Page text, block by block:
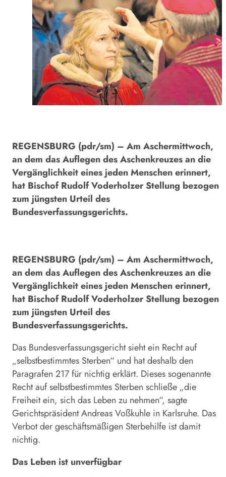
REGENSBURG (pdr/sm) – Am Aschermittwoch,
an dem das Auflegen des Aschenkreuzes an die
Vergänglichkeit eines jeden Menschen erinnert,
hat Bischof Rudolf Voderholzer Stellung bezogen
zum jüngsten Urteil des
Bundesverfassungsgerichts.
REGENSBURG (pdr/sm) – Am Aschermittwoch,
an dem das Auflegen des Aschenkreuzes an die
Vergänglichkeit eines jeden Menschen erinnert,
hat Bischof Rudolf Voderholzer Stellung bezogen
zum jüngsten Urteil des
Bundesverfassungsgerichts.
Das Bundesverfassungsgericht sieht ein Recht auf
„selbstbestimmtes Sterben“ und hat deshalb den
Paragrafen 217 für nichtig erklärt. Dieses sogenannte
Recht auf selbstbestimmtes Sterben schließe „die
Freiheit ein, sich das Leben zu nehmen“, sagte
Gerichtspräsident Andreas Voßkuhle in Karlsruhe. Das
Verbot der geschäftsmäßigen Sterbehilfe ist damit
nichtig.
Das Leben ist unverfügbar